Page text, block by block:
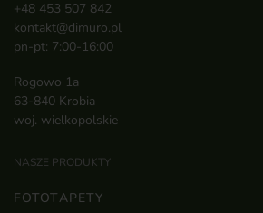
+48 453 507 842
kontakt@dimuro.pl
pn-pt: 7:00-16:00
Rogowo 1a
63-840 Krobia
woj. wielkopolskie
NASZE PRODUKTY
FOTOTAPETY